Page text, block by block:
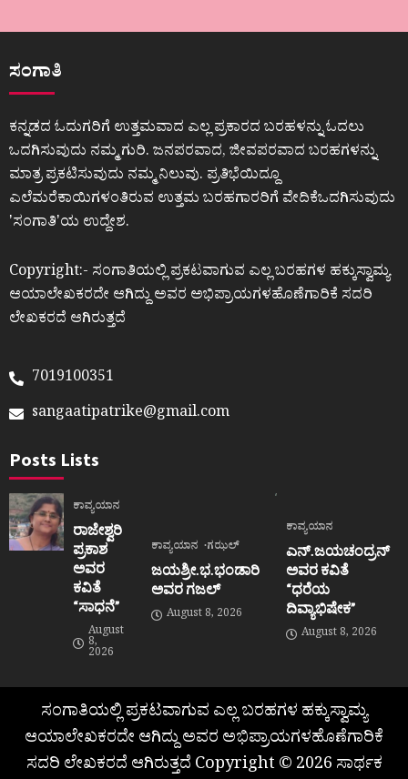
ಸಂಗಾತಿ
ಕನ್ನಡದ ಓದುಗರಿಗೆ ಉತ್ತಮವಾದ ಎಲ್ಲ ಪ್ರಕಾರದ ಬರಹಳನ್ನು ಓದಲು
ಒದಗಿಸುವುದು ನಮ್ಮ ಗುರಿ. ಜನಪರವಾದ, ಜೀವಪರವಾದ ಬರಹಗಳನ್ನು
ಮಾತ್ರ ಪ್ರಕಟಿಸುವುದು ನಮ್ಮ ನಿಲುವು. ಪ್ರತಿಭೆಯಿದ್ದೂ
ಎಲೆಮರೆಕಾಯಿಗಳಂತಿರುವ ಉತ್ತಮ ಬರಹಗಾರರಿಗೆ ವೇದಿಕೆಒದಗಿಸುವುದು
ʼಸಂಗಾತಿʼಯ ಉದ್ದೇಶ.
Copyright:- ಸಂಗಾತಿಯಲ್ಲಿ ಪ್ರಕಟವಾಗುವ ಎಲ್ಲ ಬರಹಗಳ ಹಕ್ಕುಸ್ವಾಮ್ಯ
ಆಯಾಲೇಖಕರದೇ ಆಗಿದ್ದು ಅವರ ಅಭಿಪ್ರಾಯಗಳಹೊಣೆಗಾರಿಕೆ ಸದರಿ
ಲೇಖಕರದೆ ಆಗಿರುತ್ತದೆ
7019100351
sangaatipatrike@gmail.com
Posts Lists
ಕಾವ್ಯಯಾನ
ರಾಜೇಶ್ವರಿ
ಪ್ರಕಾಶ
ಅವರ
ಕವಿತೆ
“ಸಾಧನೆ”
August
8,
2026
ಕಾವ್ಯಯಾನ ಗಝಲ್
ಜಯಶ್ರೀ.ಭ.ಭಂಡಾರಿ
ಅವರ ಗಜಲ್
August 8, 2026
ಕಾವ್ಯಯಾನ
ಎನ್.ಜಯಚಂದ್ರನ್
ಅವರ ಕವಿತೆ
“ಧರೆಯ
ದಿವ್ಯಾಭಿಷೇಕ”
August 8, 2026
ಸಂಗಾತಿಯಲ್ಲಿ ಪ್ರಕಟವಾಗುವ ಎಲ್ಲ ಬರಹಗಳ ಹಕ್ಕುಸ್ವಾಮ್ಯ
ಆಯಾಲೇಖಕರದೇ ಆಗಿದ್ದು ಅವರ ಅಭಿಪ್ರಾಯಗಳಹೊಣೆಗಾರಿಕೆ
ಸದರಿ ಲೇಖಕರದೆ ಆಗಿರುತ್ತದೆ Copyright © 2026 ಸಾರ್ಥಕ